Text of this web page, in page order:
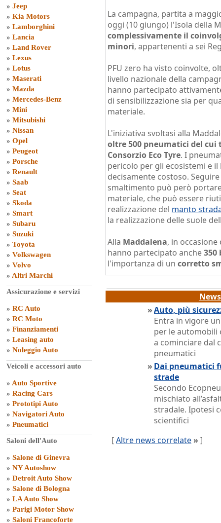
» Jeep
» Kia Motors
» Lamborghini
» Lancia
» Land Rover
» Lexus
» Lotus
» Maserati
» Mazda
» Mercedes-Benz
» Mini
» Mitsubishi
» Nissan
» Opel
» Peugeot
» Porsche
» Renault
» Saab
» Seat
» Skoda
» Smart
» Subaru
» Suzuki
» Toyota
» Volkswagen
» Volvo
» Altri Marchi
Assicurazione e servizi
» RC Auto
» RC Moto
» Finanziamenti
» Leasing auto
» Noleggio Auto
Veicoli e accessori auto
» Auto Sportive
» Racing Cars
» Prototipi Auto
» Navigatori Auto
» Pneumatici
Saloni dell'Auto
» Salone di Ginevra
» NY Autoshow
» Detroit Auto Show
» Salone di Bologna
» LA Auto Show
» Parigi Motor Show
» Saloni Francoforte
La campagna, partita a
oggi (10 giungo) l'Isola della
complessivamente il
minori, appartenenti a sei
PFU zero ha visto coinvolte,
livello nazionale della
hanno partecipato
di sensibilizzazione sia per
materiale.
L'iniziativa svoltasi alla
oltre 500 pneumatici del
Consorzio Eco Tyre. I
pericolo per gli ecosistemi e
decisamente costoso.
smaltimento può però
materiale, che può essere
realizzazione del manto
la realizzazione delle suole
Alla Maddalena, in
hanno partecipato anche350
l'importanza di un corretto
»Auto, più
Entra in vigore
per le automobili
a cominciare dal
pneumatici
» Dai pneumatici
strade
Secondo
mischiato
stradale. Ipotesi
scientifici
[Altre news correlate » ]